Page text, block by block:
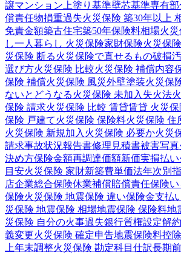
譲マンション 上塗り基準壁芯基準専有部
償責任物損重過失火災保険 築30年以上
免責金額築古住宅築50年保険料相場火
し一人暮らし 火災保険家財保険火災保
災保険 断る火災保険で直せるもの破損
選び方火災保険 比較火災保険 補償内容
保険 補償火災保険 風災外壁塗装火災保
ないとどうなる火災保険 未加入 失火法
保険 請求火災保険 比較 賃貸賃貸 火災保
保険 戸建て火災保険 保険料火災保険 住
火災保険 新規加入 火災保険 必要か火災
請求事故状況報告書修理見積書被害写真
決め方保険金額再調達価額新価実損払い
目安火災保険 家財新築費単価法年次別
店企業総合保険休業補償賠償責任保険
保険火災保険 地震保険 違い保険金支払
災保険 地震保険 相場地震保険 保険料地
災保険 自分の火事過失銀行質権設定解
義変更火災保険 確定申告地震保険料控除
上年末調整火災保険 勘定科目 仕訳長期